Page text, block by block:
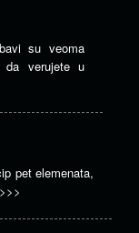
su veoma
da verujete u
pet elemenata,